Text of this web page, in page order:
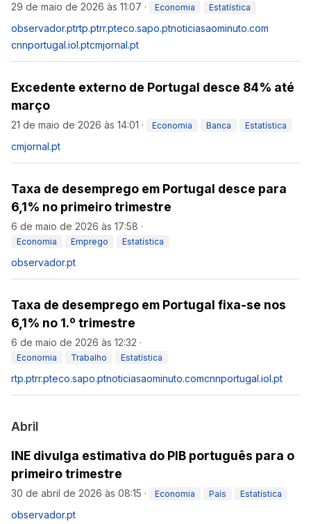
29 de maio de 2026 às 11:07 · Economia Estatística
observador.ptrtp.ptrr.pteco.sapo.ptnoticiasaominuto.com
cnnportugal.iol.ptcmjornal.pt
Excedente externo de Portugal desce 84% até
março
21 de maio de 2026 às 14:01 · Economia Banca Estatística
cmjornal.pt
Taxa de desemprego em Portugal desce para
6,1% no primeiro trimestre
6 de maio de 2026 às 17:58 ·
Economia Emprego Estatística
observador.pt
Taxa de desemprego em Portugal fixa-se nos
6,1% no 1.º trimestre
6 de maio de 2026 às 12:32 ·
Economia Trabalho Estatística
rtp.ptrr.pteco.sapo.ptnoticiasaominuto.comcnnportugal.iol.pt
Abril
INE divulga estimativa do PIB português para o
primeiro trimestre
30 de abril de 2026 às 08:15 · Economia País Estatística
observador.pt